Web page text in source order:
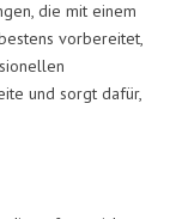
die mit einem
vorbereitet,
und sorgt dafür,